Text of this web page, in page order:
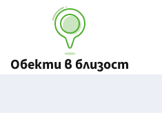
Обекти в близост